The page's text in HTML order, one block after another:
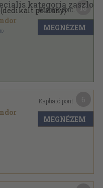
(dedikált példány)
Kapható pont: 18
MEGNÉZEM
Kapható pont:
MEGNÉZEM